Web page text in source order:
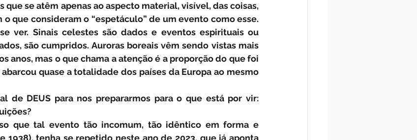
que se atêm apenas ao aspecto material, visível, das coisas,
que consideram o “espetáculo” de um evento como esse.
ver. Sinais celestes são dados e eventos espirituais ou
são cumpridos. Auroras boreais vêm sendo vistas mais
anos, mas o que chama a atenção é a proporção do que foi
quase a totalidade dos países da Europa ao mesmo
de DEUS para nos prepararmos para o que está por vir:
que tal evento tão incomum, tão idêntico em forma e
1938), tenha se repetido neste ano de 2023, que já aponta